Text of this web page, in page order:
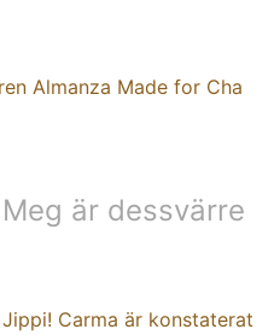
Almanza Made for Cha
är dessvärre
Carma är konstaterat